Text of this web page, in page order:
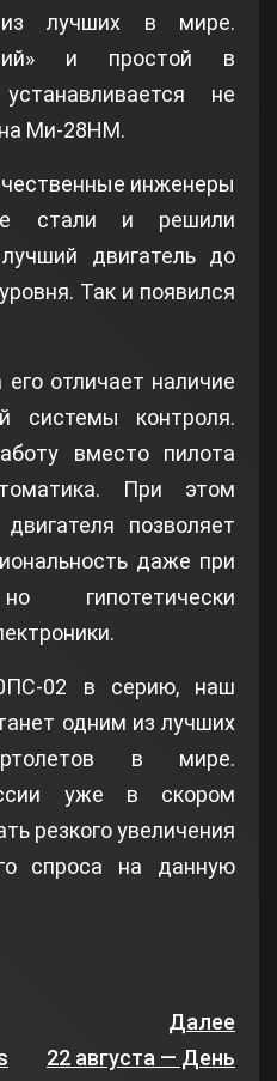
из лучших в мире.
и простой в
не
на Ми-28НМ.
инженеры
не стали и решили
двигатель до
Так и появился
отличает наличие
системы контроля.
вместо пилота
При этом
позволяет
даже при
гипотетически
02 в серию, наш
одним из лучших
в мире.
уже в скором
резкого увеличения
спроса на данную
Далее
22 августа — День